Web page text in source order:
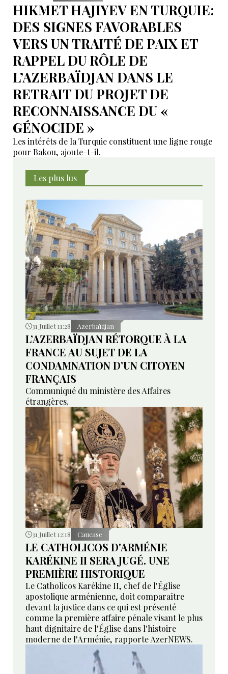
HIKMET HAJIYEV EN TURQUIE:
DES SIGNES FAVORABLES
VERS UN TRAITÉ DE PAIX ET
RAPPEL DU RÔLE DE
L’AZERBAÏDJAN DANS LE
RETRAIT DU PROJET DE
RECONNAISSANCE DU «
GÉNOCIDE »
Les intérêts de la Turquie constituent une ligne rouge
pour Bakou, ajoute-t-il.
Les plus lus
31 Juillet 11:28 Azerbaïdjan
L’AZERBAÏDJAN RÉTORQUE À LA
FRANCE AU SUJET DE LA
CONDAMNATION D’UN CITOYEN
FRANÇAIS
Communiqué du ministère des Affaires
étrangères.
31 Juillet 12:18 Caucase
LE CATHOLICOS D'ARMÉNIE
KARÉKINE II SERA JUGÉ. UNE
PREMIÈRE HISTORIQUE
Le Catholicos Karékine II, chef de l'Église
apostolique arménienne, doit comparaître
devant la justice dans ce qui est présenté
comme la première affaire pénale visant le plus
haut dignitaire de l'Église dans l'histoire
moderne de l'Arménie, rapporte AzerNEWS.